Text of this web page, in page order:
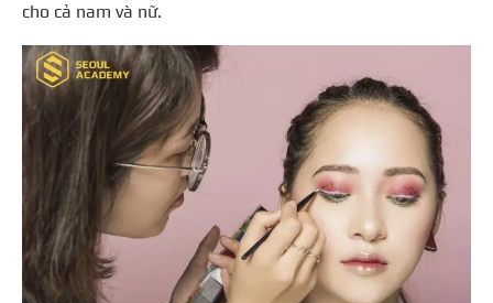
cho cả nam và nữ.